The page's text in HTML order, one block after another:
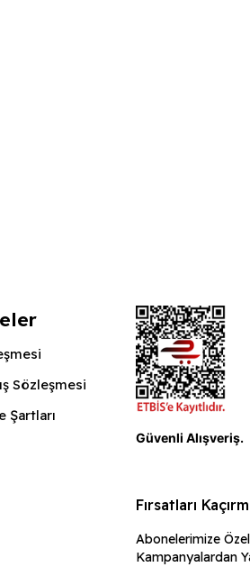
Sözleşmesi
Şartları
Güvenli Alışveriş.
Fırsatları
Abonelerimize Özel
Kampanyalardan